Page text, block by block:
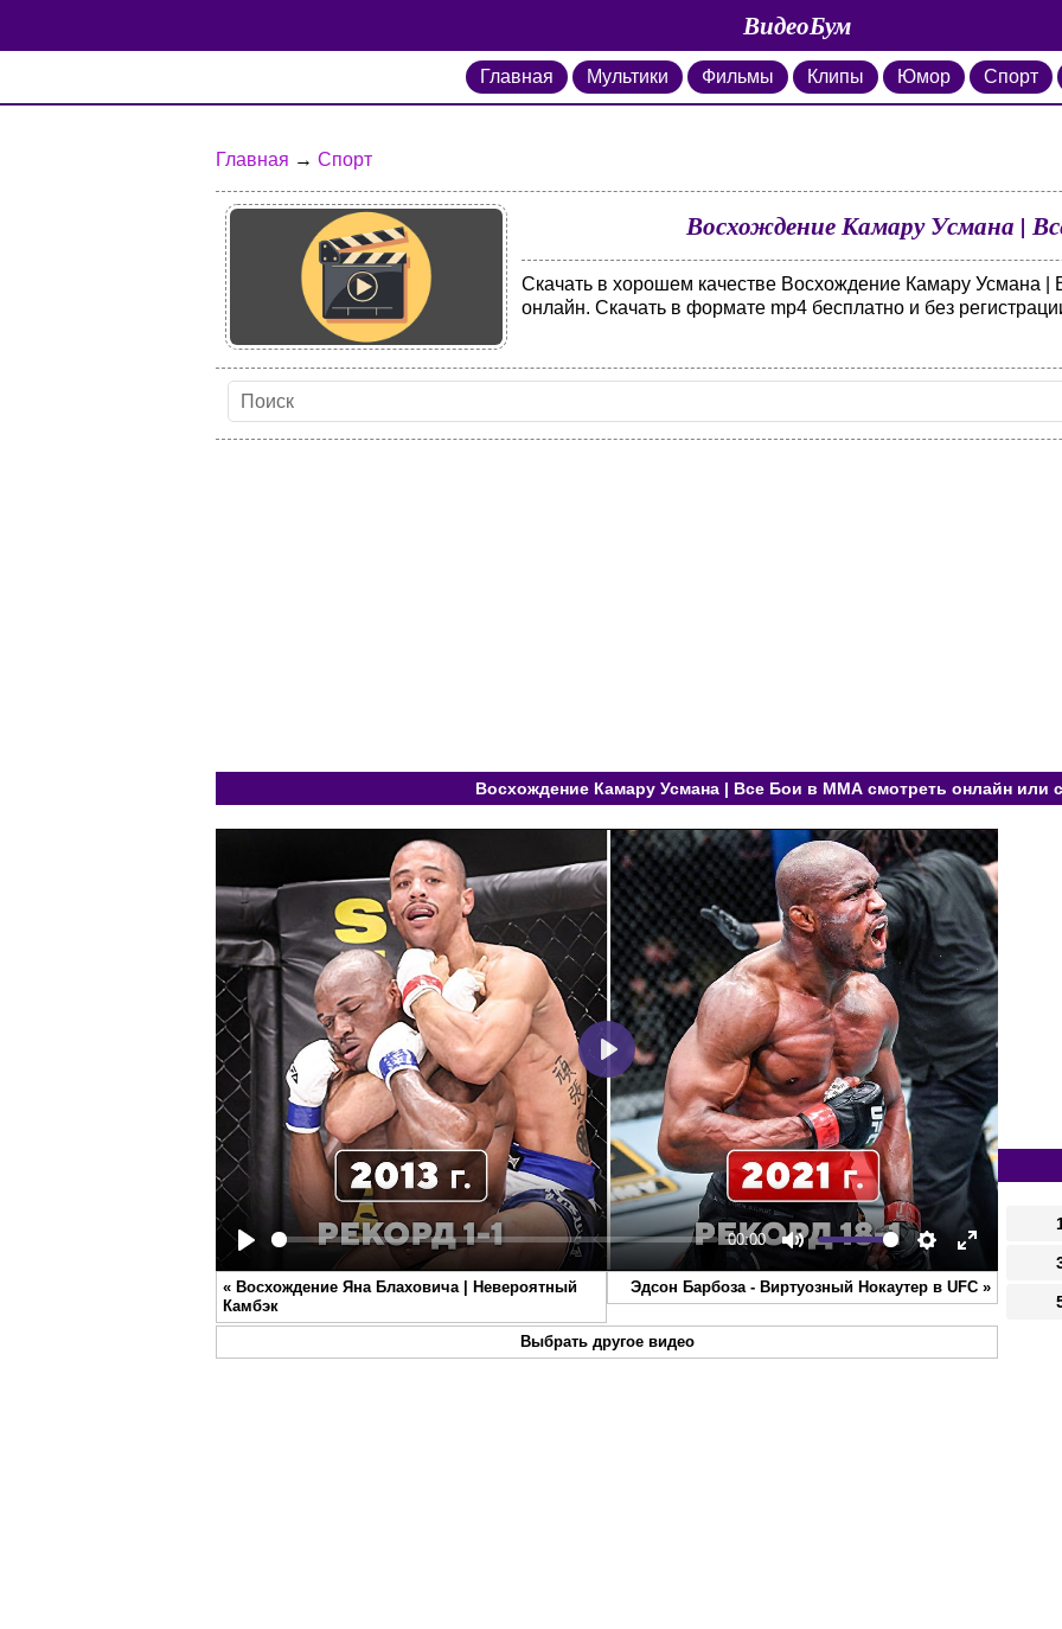
ВидеоБум
Главная Мультики Фильмы Клипы Юмор Спорт
Главная → Спорт
Восхождение Камару Усмана |
Скачать в хорошем качестве Восхождение Камару Усмана
онлайн. Скачать в формате mp4 бесплатно и без
Восхождение Камару Усмана | Все Бои в ММА смотреть онлайн или
Play
00:00
Mute Settings
Enter
fullscreen
Play
« Восхождение Яна Блаховича | Невероятный
Камбэк
Эдсон Барбоза - Виртуозный Нокаутер в UFC »
Выбрать другое видео